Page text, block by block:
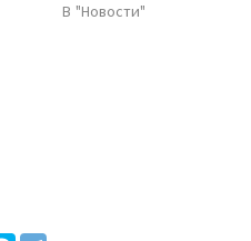
В "Новости"